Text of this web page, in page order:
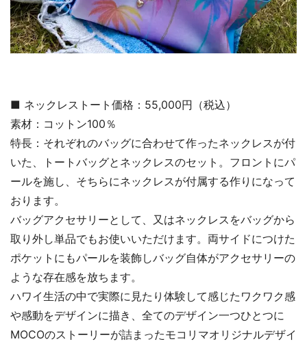
■ ネックレストート価格：55,000円（税込）
素材：コットン100％
特長：それぞれのバッグに合わせて作ったネックレスが付
いた、トートバッグとネックレスのセット。フロントにパ
ールを施し、そちらにネックレスが付属する作りになって
おります。
バッグアクセサリーとして、又はネックレスをバッグから
取り外し単品でもお使いいただけます。両サイドにつけた
ポケットにもパールを装飾しバッグ自体がアクセサリーの
ような存在感を放ちます。
ハワイ生活の中で実際に見たり体験して感じたワクワク感
や感動をデザインに描き、全てのデザイン一つひとつに
MOCOのストーリーが詰まったモコリマオリジナルデザイ